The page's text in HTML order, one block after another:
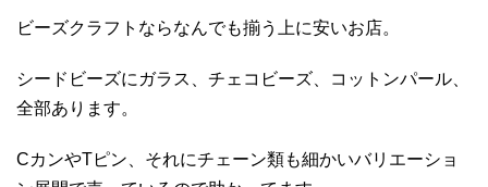
ビーズクラフトならなんでも揃う上に安いお店。
シードビーズにガラス、チェコビーズ、コットンパール、
全部あります。
CカンやTピン、それにチェーン類も細かいバリエーショ